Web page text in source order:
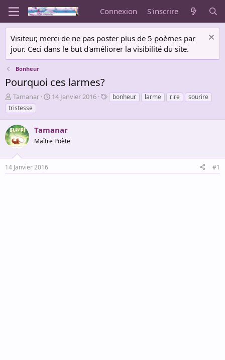
Connexion S'inscrire
Visiteur, merci de ne pas poster plus de 5 poèmes par
jour. Ceci dans le but d'améliorer la visibilité du site.
Bonheur
Pourquoi ces larmes?
A
u
t
e
u
r
e
l
Tamanar
D
d
e
é
14 Janvier 2016
T
a
bonheur larme rire
sourire
tristesse
Tamanar
Maître Poète
14 Janvier 2016 #1